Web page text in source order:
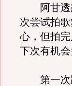
阿甘透露
次尝试拍
心，但拍
下次有机
第一次